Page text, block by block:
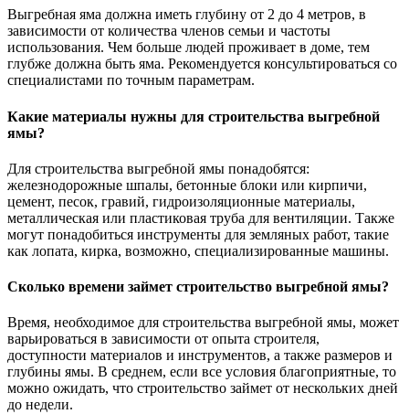
Выгребная яма должна иметь глубину от 2 до 4 метров, в
зависимости от количества членов семьи и частоты
использования. Чем больше людей проживает в доме, тем
глубже должна быть яма. Рекомендуется консультироваться со
специалистами по точным параметрам.
Какие материалы нужны для строительства выгребной
ямы?
Для строительства выгребной ямы понадобятся:
железнодорожные шпалы, бетонные блоки или кирпичи,
цемент, песок, гравий, гидроизоляционные материалы,
металлическая или пластиковая труба для вентиляции. Также
могут понадобиться инструменты для земляных работ, такие
как лопата, кирка, возможно, специализированные машины.
Сколько времени займет строительство выгребной ямы?
Время, необходимое для строительства выгребной ямы, может
варьироваться в зависимости от опыта строителя,
доступности материалов и инструментов, а также размеров и
глубины ямы. В среднем, если все условия благоприятные, то
можно ожидать, что строительство займет от нескольких дней
до недели.